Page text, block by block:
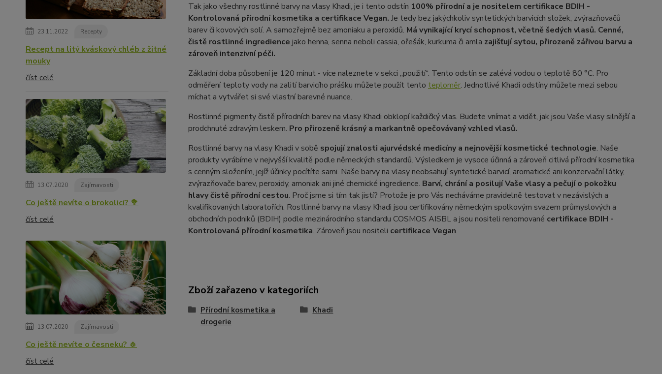
23.11.2022 Recepty
Recept na litý kváskový chléb z žitné
mouky
číst celé
13.07.2020 Zajímavosti
Co ještě nevíte o brokolici? 🥦
číst celé
13.07.2020 Zajímavosti
Co ještě nevíte o česneku? 🧄
číst celé
Tak jako všechny rostlinné barvy na vlasy Khadi, je i tento odstín 100% přírodní a je nositelem certifikace BDIH -
Kontrolovaná přírodní kosmetika a certifikace Vegan. Je tedy bez jakýchkoliv syntetických barvicích složek, zvýrazňovačů
barev či kovových solí. A samozřejmě bez amoniaku a peroxidů. Má vynikající krycí schopnost, včetně šedých vlasů. Cenné,
čistě rostlinné ingredience jako henna, senna neboli cassia, ořešák, kurkuma či amla zajišťují sytou, přirozeně zářivou barvu a
zároveň intenzivní péči.
Základní doba působení je 120 minut - více naleznete v sekci „použití“. Tento odstín se zalévá vodou o teplotě 80 °C. Pro
odměření teploty vody na zalití barvicího prášku můžete použít tento teploměr. Jednotlivé Khadi odstíny můžete mezi sebou
míchat a vytvářet si své vlastní barevné nuance.
Rostlinné pigmenty čistě přírodních barev na vlasy Khadi obklopí každičký vlas. Budete vnímat a vidět, jak jsou Vaše vlasy silnější a
prodchnuté zdravým leskem. Pro přirozeně krásný a markantně opečovávaný vzhled vlasů.
Rostlinné barvy na vlasy Khadi v sobě spojují znalosti ajurvédské medicíny a nejnovější kosmetické technologie. Naše
produkty vyrábíme v nejvyšší kvalitě podle německých standardů. Výsledkem je vysoce účinná a zároveň citlivá přírodní kosmetika
s cenným složením, jejíž účinky pocítíte sami. Naše barvy na vlasy neobsahují syntetické barvicí, aromatické ani konzervační látky,
zvýrazňovače barev, peroxidy, amoniak ani jiné chemické ingredience. Barví, chrání a posilují Vaše vlasy a pečují o pokožku
hlavy čistě přírodní cestou. Proč jsme si tím tak jistí? Protože je pro Vás necháváme pravidelně testovat v nezávislých a
kvalifikovaných laboratořích. Rostlinné barvy na vlasy Khadi jsou certifikovány německým spolkovým svazem průmyslových a
obchodních podniků (BDIH) podle mezinárodního standardu COSMOS AISBL a jsou nositeli renomované certifikace BDIH -
Kontrolovaná přírodní kosmetika. Zároveň jsou nositeli certifikace Vegan.
Zboží zařazeno v kategoriích
Přírodní kosmetika a
drogerie
Khadi